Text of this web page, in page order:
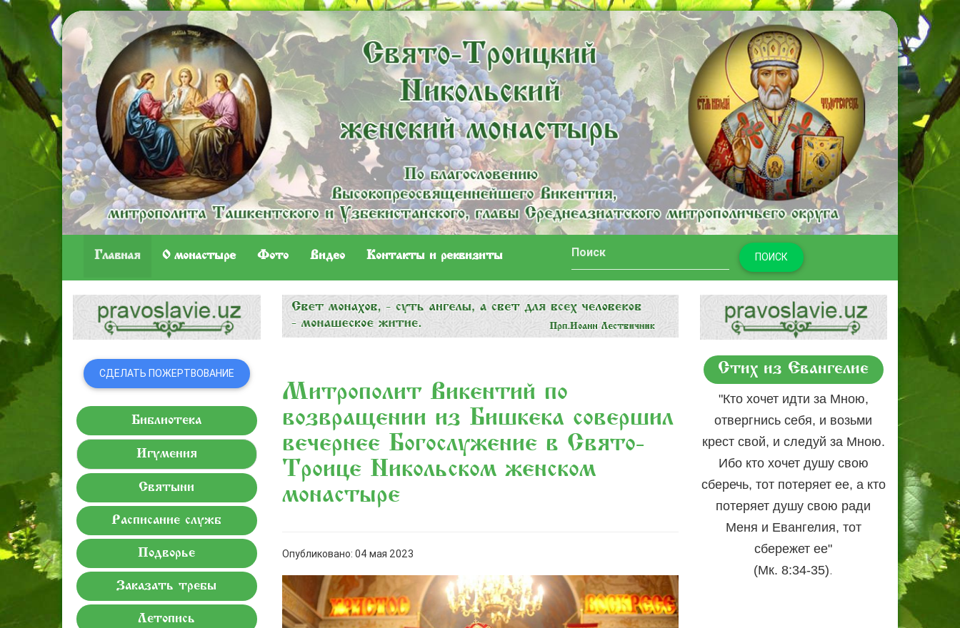
Главная O монастыре Фото Видео Контакты и реквизиты ПОИСК
СДЕЛАТЬ ПОЖЕРТВОВАНИЕ
Библиотека
Игумения
Святыни
Расписание служб
Подворье
Заказать требы
Летопись
Митрополит Викентий по
возвращении из Бишкека совершил
вечернее Богослужение в Свято-
Троице Никольском женском
монастыре
Опубликовано: 04 мая 2023
Стих из Евангелие
"Кто хочет идти за Мною,
отвергнись себя, и возьми
крест свой, и следуй за Мною.
Ибо кто хочет душу свою
сберечь, тот потеряет ее, а кто
потеряет душу свою ради
Меня и Евангелия, тот
сбережет ее"
(Мк. 8:34-35).